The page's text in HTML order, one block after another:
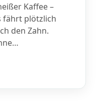
Kaffee –
fährt plötzlich
den Zahn.